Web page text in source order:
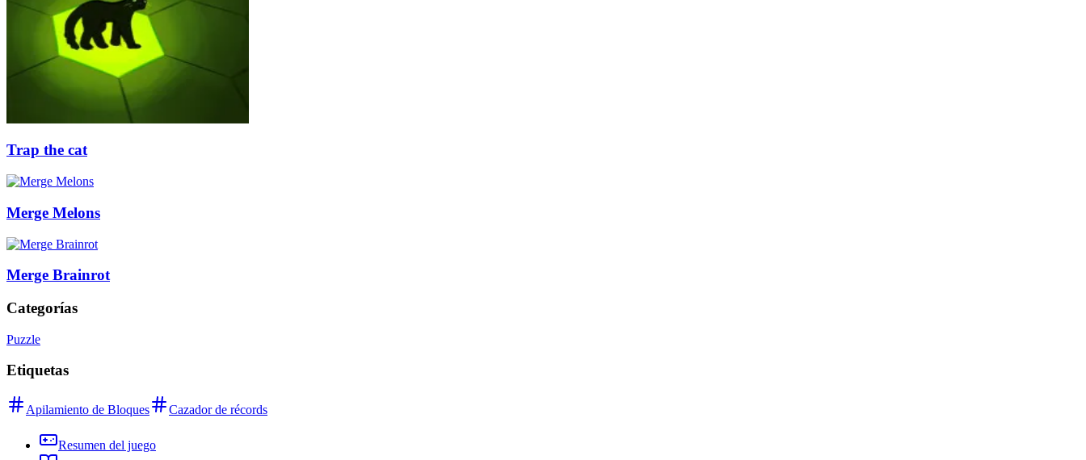
Trap the cat
Merge Melons
Merge Brainrot
Categorías
Puzzle
Etiquetas
Apilamiento de Bloques Cazador de récords
Resumen del juego